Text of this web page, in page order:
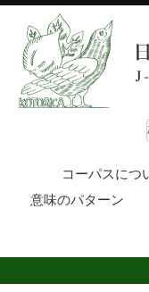
コーパスにつ
意味のパターン